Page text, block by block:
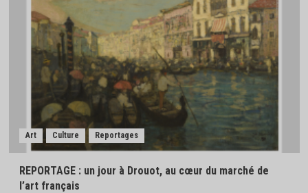
Art Culture Reportages
REPORTAGE : un jour à Drouot, au cœur du marché de
l’art français